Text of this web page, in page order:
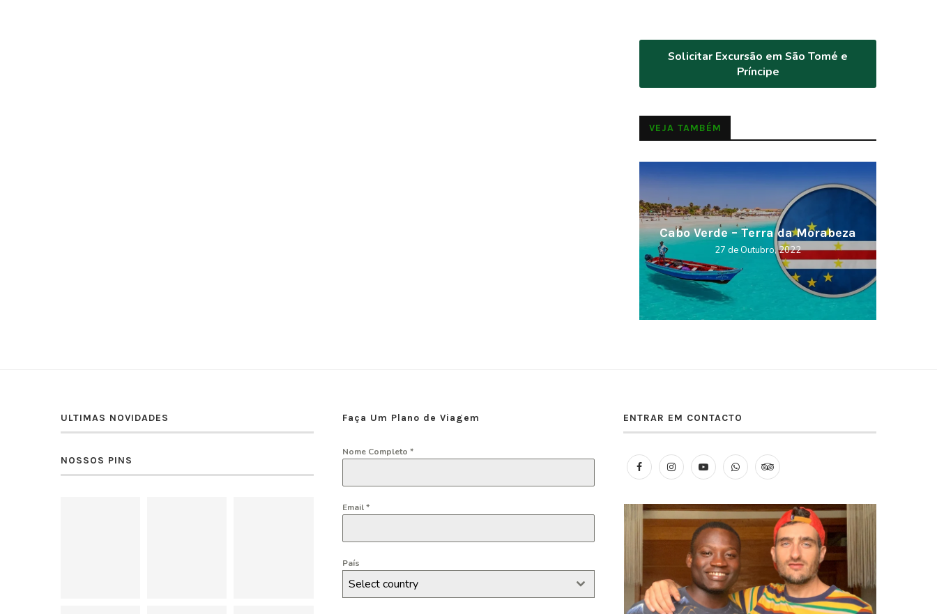
Solicitar Excursão em São Tomé e
Príncipe
VEJA TAMBÉM
Cabo Verde – Terra da Morabeza
27 de Outubro, 2022
ULTIMAS NOVIDADES
NOSSOS PINS
Faça Um Plano de Viagem
Nome Completo *
Email*
País
Select country
ENTRAR EM CONTACTO